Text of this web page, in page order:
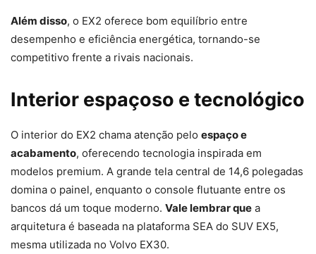
Além disso, o EX2 oferece bom equilíbrio entre
desempenho e eficiência energética, tornando-se
competitivo frente a rivais nacionais.
Interior espaçoso e tecnológico
O interior do EX2 chama atenção pelo espaço e
acabamento, oferecendo tecnologia inspirada em
modelos premium. A grande tela central de 14,6 polegadas
domina o painel, enquanto o console flutuante entre os
bancos dá um toque moderno. Vale lembrar que a
arquitetura é baseada na plataforma SEA do SUV EX5,
mesma utilizada no Volvo EX30.